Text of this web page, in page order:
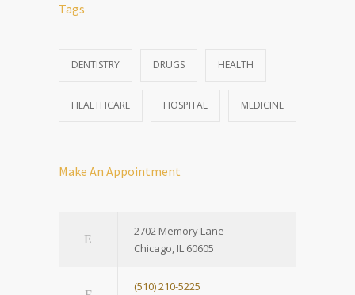
Tags
DENTISTRY DRUGS HEALTH
HEALTHCARE HOSPITAL MEDICINE
Make An Appointment
2702 Memory Lane
Chicago, IL 60605
(510) 210-5225